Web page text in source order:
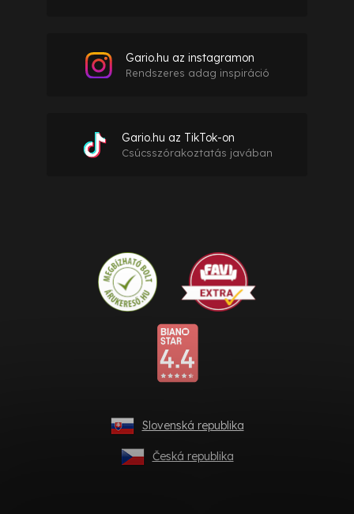
Gario.hu az instagramon
Rendszeres adag inspiráció
Gario.hu az TikTok-on
Csúcsszórakoztatás javában
Slovenská republika
Česká republika